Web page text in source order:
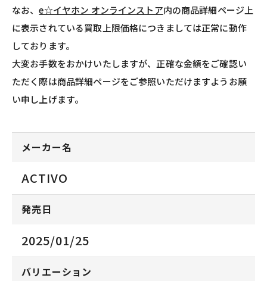
なお、e☆イヤホン オンラインストア内の商品詳細ページ上
に表示されている買取上限価格につきましては正常に動作
しております。
大変お手数をおかけいたしますが、正確な金額をご確認い
ただく際は商品詳細ページをご参照いただけますようお願
い申し上げます。
メーカー名
ACTIVO
発売日
2025/01/25
バリエーション